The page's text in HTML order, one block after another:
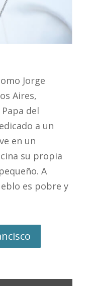
Jorge
Aires,
del
a un
en un
su propia
A
es pobre y